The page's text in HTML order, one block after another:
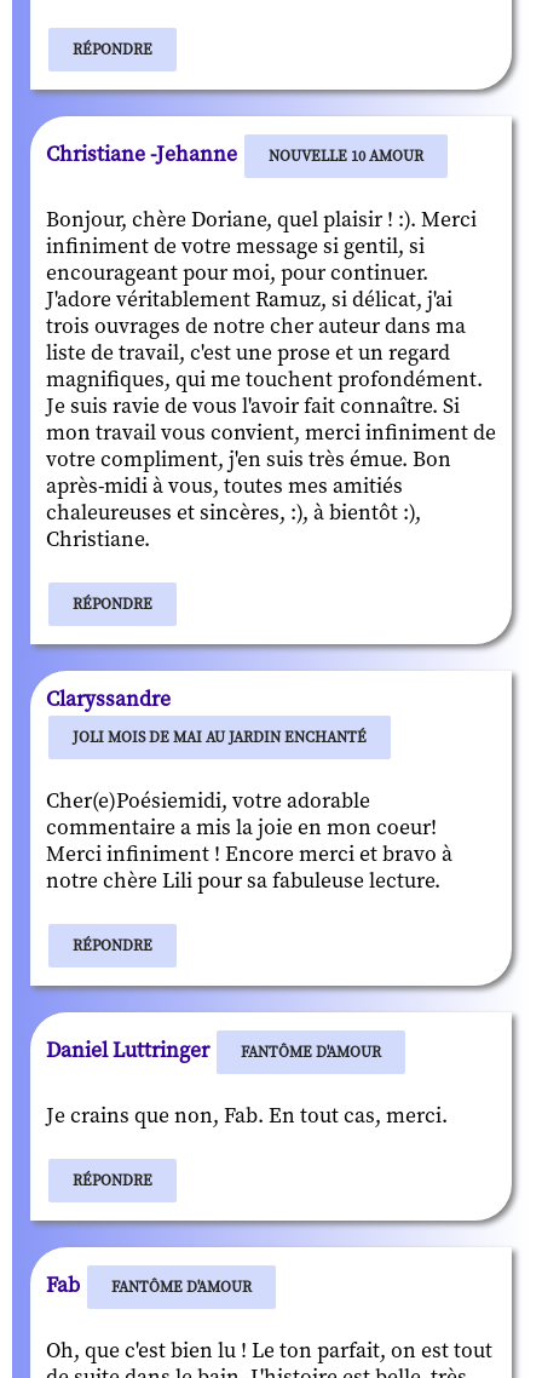
RÉPONDRE
Christiane -Jehanne NOUVELLE 10 AMOUR
Bonjour, chère Doriane, quel plaisir ! :). Merci
infiniment de votre message si gentil, si
encourageant pour moi, pour continuer.
J'adore véritablement Ramuz, si délicat, j'ai
trois ouvrages de notre cher auteur dans ma
liste de travail, c'est une prose et un regard
magnifiques, qui me touchent profondément.
Je suis ravie de vous l'avoir fait connaître. Si
mon travail vous convient, merci infiniment de
votre compliment, j'en suis très émue. Bon
après-midi à vous, toutes mes amitiés
chaleureuses et sincères, :), à bientôt :),
Christiane.
RÉPONDRE
Claryssandre
JOLI MOIS DE MAI AU JARDIN ENCHANTÉ
Cher(e)Poésiemidi, votre adorable
commentaire a mis la joie en mon coeur!
Merci infiniment ! Encore merci et bravo à
notre chère Lili pour sa fabuleuse lecture.
RÉPONDRE
Daniel Luttringer FANTÔME D'AMOUR
Je crains que non, Fab. En tout cas, merci.
RÉPONDRE
Fab FANTÔME D'AMOUR
Oh, que c'est bien lu ! Le ton parfait, on est tout